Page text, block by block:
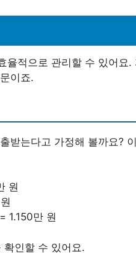
적으로 관리할 수 있어요.
이죠.
받는다고 가정해 볼까요?
원
1.150만 원
확인할 수 있어요.